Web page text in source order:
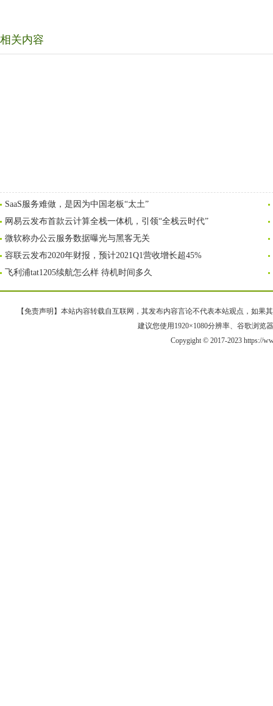
相关内容
SaaS服务难做，是因为中国老板“太土”
网易云发布首款云计算全栈一体机，引领“全栈云时代”
微软称办公云服务数据曝光与黑客无关
容联云发布2020年财报，预计2021Q1营收增长超45%
飞利浦tat1205续航怎么样 待机时间多久
【免责声明】本站内容转载自互联网，其发布内容言论不代表本站观点，如果
建议您使用1920×1080分辨率、谷歌浏览
Copygight © 2017-2023 https://